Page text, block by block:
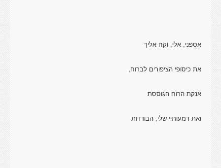
אספני, אלי, וקח אליך
את כיסופי הציפורים לברוח,
אנקת הרוח הגוססת
ואת דמעותיי שלי, הבודדות